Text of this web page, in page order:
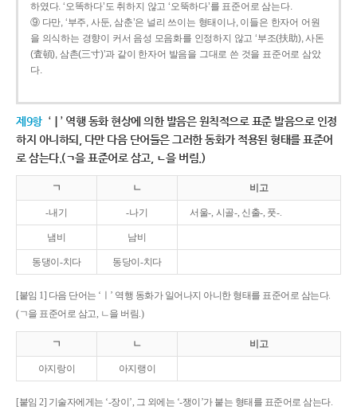
하였다. ‘오똑하다’도 취하지 않고 ‘오뚝하다’를 표준어로 삼는다.
⑨ 다만, ‘부주, 사둔, 삼춘’은 널리 쓰이는 형태이나, 이들은 한자어 어원
을 의식하는 경향이 커서 음성 모음화를 인정하지 않고 ‘부조(扶助), 사돈
(査頓), 삼촌(三寸)’과 같이 한자어 발음을 그대로 쓴 것을 표준어로 삼았
다.
제9항 ‘ㅣ’ 역행 동화 현상에 의한 발음은 원칙적으로 표준 발음으로 인정
하지 아니하되, 다만 다음 단어들은 그러한 동화가 적용된 형태를 표준어
로 삼는다.(ㄱ을 표준어로 삼고, ㄴ을 버림.)
ㄱ ㄴ 비고
-내기 -나기 서울-, 시골-, 신출-, 풋-.
냄비 남비
동댕이-치다 동당이-치다
[붙임 1] 다음 단어는 ‘ㅣ’ 역행 동화가 일어나지 아니한 형태를 표준어로 삼는다.
(ㄱ을 표준어로 삼고, ㄴ을 버림.)
ㄱ ㄴ 비고
아지랑이 아지랭이
[붙임 2] 기술자에게는 ‘-장이’, 그 외에는 ‘-쟁이’가 붙는 형태를 표준어로 삼는다.